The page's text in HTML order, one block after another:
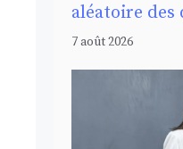
aléatoire des
7 août 2026